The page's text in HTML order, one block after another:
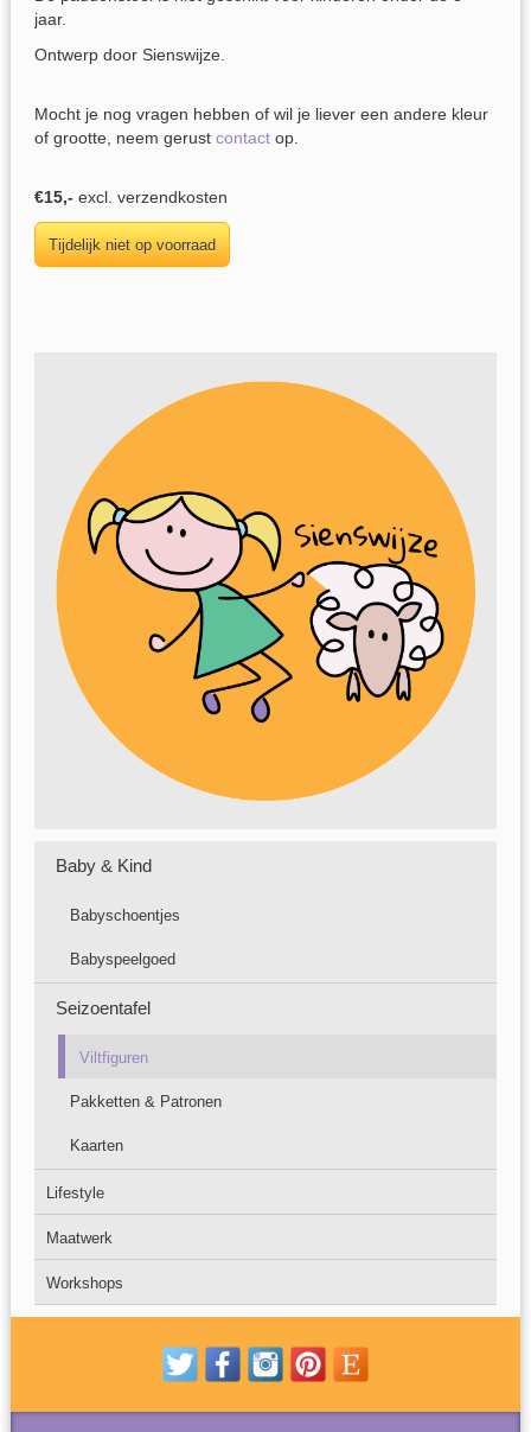
jaar.
Ontwerp door Sienswijze.
Mocht je nog vragen hebben of wil je liever een andere kleur
of grootte, neem gerust contactop.
€15,- excl. verzendkosten
Baby & Kind
Babyschoentjes
Babyspeelgoed
Seizoentafel
Viltfiguren
Pakketten & Patronen
Kaarten
Lifestyle
Maatwerk
Workshops